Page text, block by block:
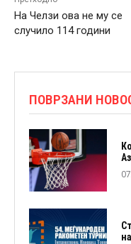
На Челзи ова не му се
случило 114 години
ПОВРЗАНИ